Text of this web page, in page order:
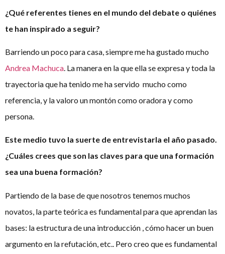
¿Qué referentes tienes en el mundo del debate o quiénes
te han inspirado a seguir?
Barriendo un poco para casa, siempre me ha gustado mucho
Andrea Machuca. La manera en la que ella se expresa y toda la
trayectoria que ha tenido me ha servido mucho como
referencia, y la valoro un montón como oradora y como
persona.
Este medio tuvo la suerte de entrevistarla el año pasado.
¿Cuáles crees que son las claves para que una formación
sea una buena formación?
Partiendo de la base de que nosotros tenemos muchos
novatos, la parte teórica es fundamental para que aprendan las
bases: la estructura de una introducción , cómo hacer un buen
argumento en la refutación, etc.. Pero creo que es fundamental